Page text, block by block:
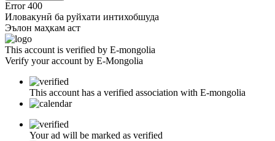
Error 400
Иловакунӣ ба руйхати интихобшуда
Эълон маҳкам аст
This account is verified by E-mongolia
Verify your account by E-Mongolia
This account has a verified association with E-mongolia
Your ad will be marked as verified